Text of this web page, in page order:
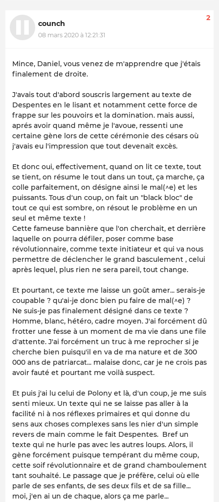
counch
08 mars 2020 à 12:21:31
2
Mince, Daniel, vous venez de m'apprendre que j'étais
finalement de droite.
J'avais tout d'abord souscris largement au texte de
Despentes en le lisant et notamment cette force de
frappe sur les pouvoirs et la domination. mais aussi,
aprés avoir quand même je l'avoue, ressenti une
certaine gène lors de cette cérémonie des césars où
j'avais eu l'impression que tout devenait excès.
Et donc oui, effectivement, quand on lit ce texte, tout
se tient, on résume le tout dans un tout, ça marche, ça
colle parfaitement, on désigne ainsi le mal(^e) et les
puissants. Tous d'un coup, on fait un "black bloc" de
tout ce qui est sombre, on résout le problème en un
seul et même texte !
Cette fameuse bannière que l'on cherchait, et derrière
laquelle on pourra défiler, poser comme base
révolutionnaire, comme texte initiateur et qui va nous
permettre de déclencher le grand basculement , celui
après lequel, plus rien ne sera pareil, tout change.
Et pourtant, ce texte me laisse un goût amer... serais-je
coupable ? qu'ai-je donc bien pu faire de mal(^e) ?
Ne suis-je pas finalement désigné dans ce texte ?
Homme, blanc, hétéro, cadre moyen. J'ai forcément dû
frotter une fesse à un moment de ma vie dans une file
d'attente. J'ai forcément un truc à me reprocher si je
cherche bien puisqu'il en va de ma nature et de 300
000 ans de patriarcat... malaise donc, car je ne crois pas
avoir fauté et pourtant me voilà suspect.
Et puis j'ai lu celui de Polony et là, d'un coup, je me suis
senti mieux. Un texte qui ne se laisse pas aller à la
facilité ni à nos réflexes primaires et qui donne du
sens aux choses complexes sans les nier d'un simple
revers de main comme le fait Despentes. Bref un
texte qui ne hurle pas avec les autres loups. Alors, il
gène forcément puisque tempérant du même coup,
cette soif révolutionnaire et de grand chamboulement
tant souhaité. Le passage que je préfère, celui où elle
parle de ses enfants, de ses deux fils et de sa fille...
moi, j'en ai un de chaque, alors ça me parle...